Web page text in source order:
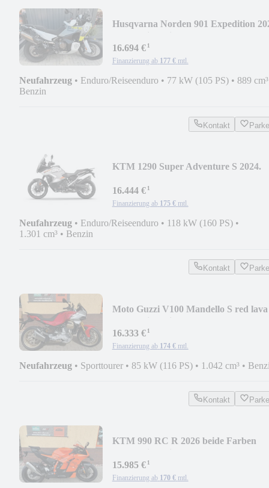
Husqvarna Norden 901 Expedition
16.694 €¹
Finanzierung ab 177 € mtl.
Neufahrzeug • Enduro/Reiseenduro • 77 kW (105 PS) • 889 cm³
Benzin
Kontakt
KTM 1290 Super Adventure S 2024.
16.444 €¹
Finanzierung ab 175 € mtl.
Neufahrzeug • Enduro/Reiseenduro • 118 kW (160 PS) •
1.301 cm³ • Benzin
Kontakt
Moto Guzzi V100 Mandello S red lava
16.333 €¹
Finanzierung ab 174 € mtl.
Neufahrzeug • Sporttourer • 85 kW (116 PS) • 1.042 cm³ •
Kontakt
KTM 990 RC R 2026 beide Farben
15.985 €¹
Finanzierung ab 170 € mtl.